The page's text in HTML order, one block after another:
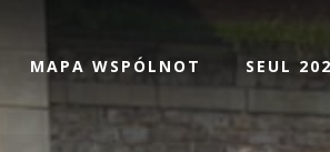
MAPA WSPÓLNOT SEUL